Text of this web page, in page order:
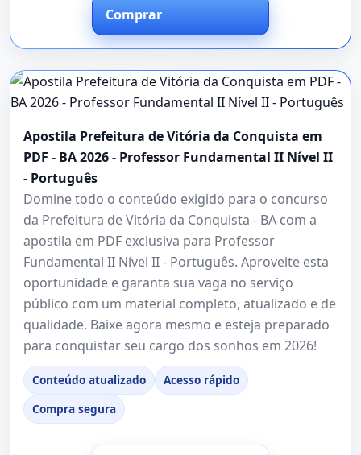
Comprar
Apostila Prefeitura de Vitória da Conquista em
PDF - BA 2026 - Professor Fundamental II Nível II
- Português
Domine todo o conteúdo exigido para o concurso
da Prefeitura de Vitória da Conquista - BA com a
apostila em PDF exclusiva para Professor
Fundamental II Nível II - Português. Aproveite esta
oportunidade e garanta sua vaga no serviço
público com um material completo, atualizado e de
qualidade. Baixe agora mesmo e esteja preparado
para conquistar seu cargo dos sonhos em 2026!
Conteúdo atualizado
Acesso rápido
Compra segura